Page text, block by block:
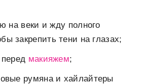
на веки и жду полного
закрепить тени на глазах;
макияжем;
румяна и хайлайтеры